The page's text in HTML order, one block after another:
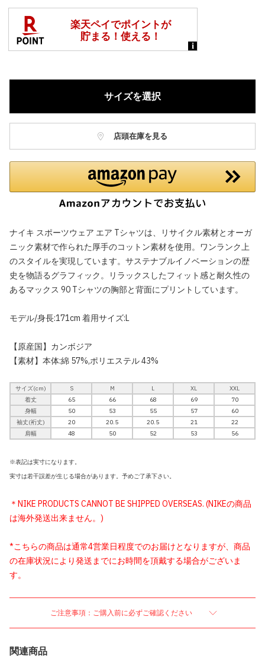
サイズを選択
店頭在庫を見る
ナイキ スポーツウェア エア Tシャツは、リサイクル素材とオーガ
ニック素材で作られた厚手のコットン素材を使用。ワンランク上
のスタイルを実現しています。サステナブルイノベーションの歴
史を物語るグラフィック。リラックスしたフィット感と耐久性の
あるマックス 90 Tシャツの胸部と背面にプリントしています。
モデル/身長:171cm 着用サイズ:L
【原産国】カンボジア
【素材】本体:綿 57%,ポリエステル 43%
サイズ(cm) S M L XL
XXL
着丈
65 66 68 69
70
身幅
50 53 55 57
60
袖丈(裄丈)
20 20.5 20.5 21
22
肩幅
48 50 52 53 56
※表記は実寸になります。
実寸は若干誤差が生じる場合があります。予めご了承下さい。
＊NIKE PRODUCTS CANNOT BE SHIPPED OVERSEAS. (NIKEの商品
は海外発送出来ません。)
*こちらの商品は通常4営業日程度でのお届けとなりますが、商品
の在庫状況により発送までにお時間を頂戴する場合がございま
す。
ご注意事項：ご購入前に必ずご確認ください
関連商品